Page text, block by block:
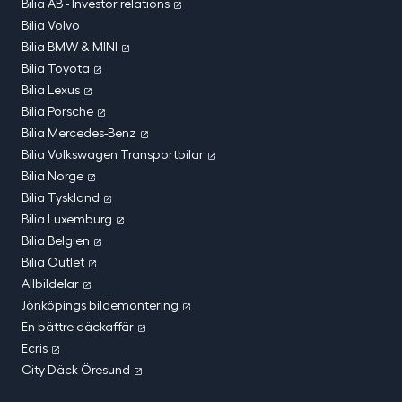
Bilia AB - Investor relations
Bilia Volvo
Bilia BMW & MINI
Bilia Toyota
Bilia Lexus
Bilia Porsche
Bilia Mercedes-Benz
Bilia Volkswagen Transportbilar
Bilia Norge
Bilia Tyskland
Bilia Luxemburg
Bilia Belgien
Bilia Outlet
Allbildelar
Jönköpings bildemontering
En bättre däckaffär
Ecris
City Däck Öresund